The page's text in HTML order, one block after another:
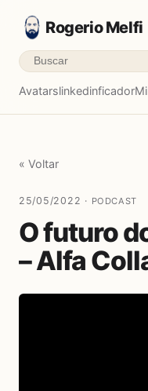
Rogerio Melfi
Avatarslinkedinficador
« Voltar
25/05/2022 · PODCAST
O futuro
– Alfa